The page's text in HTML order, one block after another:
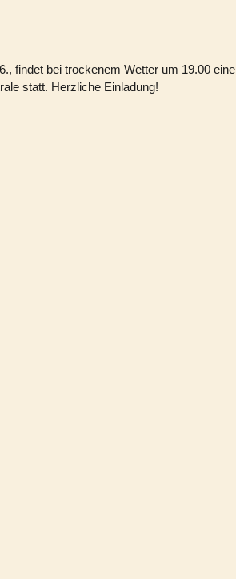
findet bei trockenem Wetter um 19.00 eine
statt. Herzliche Einladung!